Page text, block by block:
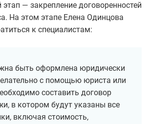
— закрепление договоренностей
На этом этапе Елена Одинцова
к специалистам:
быть оформлена юридически
с помощью юриста или
составить договор
в котором будут указаны все
включая стоимость,